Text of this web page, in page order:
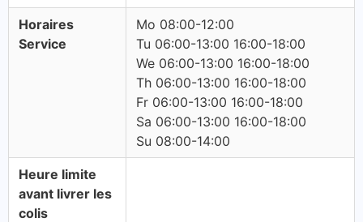
Horaires
Service
Mo 08:00-12:00
Tu 06:00-13:00 16:00-18:00
We 06:00-13:00 16:00-18:00
Th 06:00-13:00 16:00-18:00
Fr 06:00-13:00 16:00-18:00
Sa 06:00-13:00 16:00-18:00
Su 08:00-14:00
Heure limite
avant livrer les
colis